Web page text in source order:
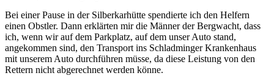
Bei einer Pause in der Silberkarhütte spendierte ich den Helfern
einen Obstler. Dann erklärten mir die Männer der Bergwacht, dass
ich, wenn wir auf dem Parkplatz, auf dem unser Auto stand,
angekommen sind, den Transport ins Schladminger Krankenhaus
mit unserem Auto durchführen müsse, da diese Leistung von den
Rettern nicht abgerechnet werden könne.